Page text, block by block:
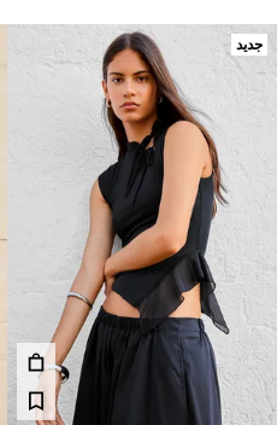
جديد